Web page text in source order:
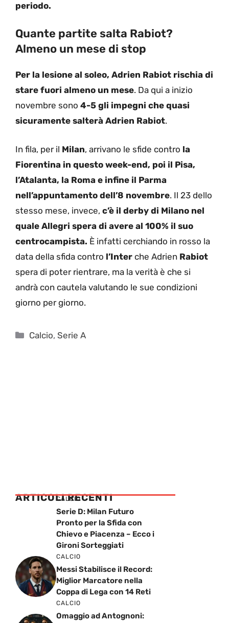
periodo.
Quante partite salta Rabiot?
Almeno un mese di stop
Per la lesione al soleo, Adrien Rabiot rischia di
stare fuori almeno un mese. Da qui a inizio
novembre sono 4-5 gli impegni che quasi
sicuramente salterà Adrien Rabiot.
In fila, per il Milan, arrivano le sfide contro la
Fiorentina in questo week-end, poi il Pisa,
l’Atalanta, la Roma e infine il Parma
nell’appuntamento dell’8 novembre. Il 23 dello
stesso mese, invece, c’è il derby di Milano nel
quale Allegri spera di avere al 100% il suo
centrocampista. È infatti cerchiando in rosso la
data della sfida contro l’Inter che Adrien Rabiot
spera di poter rientrare, ma la verità è che si
andrà con cautela valutando le sue condizioni
giorno per giorno.
Categorie
Calcio,Serie A
ARTICOLI RECENTI
CALCIO
Serie D: Milan Futuro
Pronto per la Sfida con
Chievo e Piacenza – Ecco i
Gironi Sorteggiati
CALCIO
Messi Stabilisce il Record:
Miglior Marcatore nella
Coppa di Lega con 14 Reti
CALCIO
Omaggio ad Antognoni: